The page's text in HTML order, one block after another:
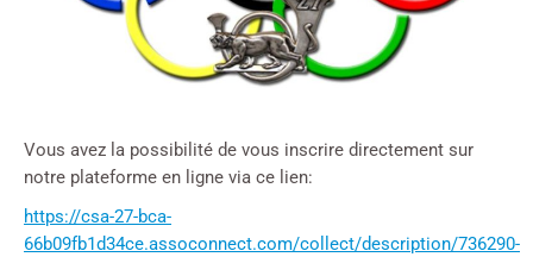
Vous avez la possibilité de vous inscrire directement sur
notre plateforme en ligne via ce lien:
https://csa-27-bca-
66b09fb1d34ce.assoconnect.com/collect/description/736290-